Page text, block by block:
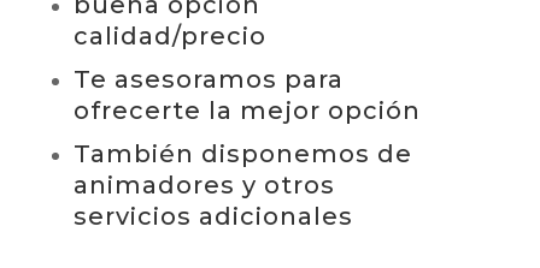
calidad/precio
Te asesoramos para
ofrecerte la mejor opción
También disponemos de
animadores y otros
servicios adicionales